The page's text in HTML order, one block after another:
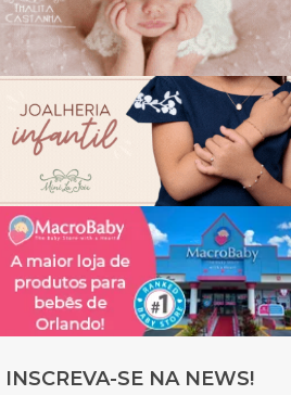
INSCREVA-SE NA NEWS!